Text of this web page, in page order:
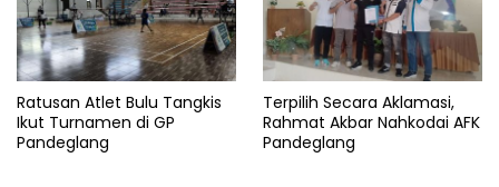
Sepak
Thailand
Tim
Ratusan Atlet Bulu Tangkis
Ikut Turnamen di GP
Pandeglang
Terpilih Secara Aklamasi,
Rahmat Akbar Nahkodai AFK
Pandeglang